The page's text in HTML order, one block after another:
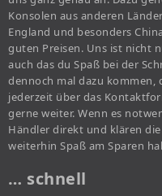
Konsolen aus anderen
England und besonders
guten Preisen. Uns ist nicht
auch das du Spaß bei der
dennoch mal dazu kommen,
jederzeit über das
gerne weiter. Wenn es
Händler direkt und klären
weiterhin Spaß am Sparen
… schnell